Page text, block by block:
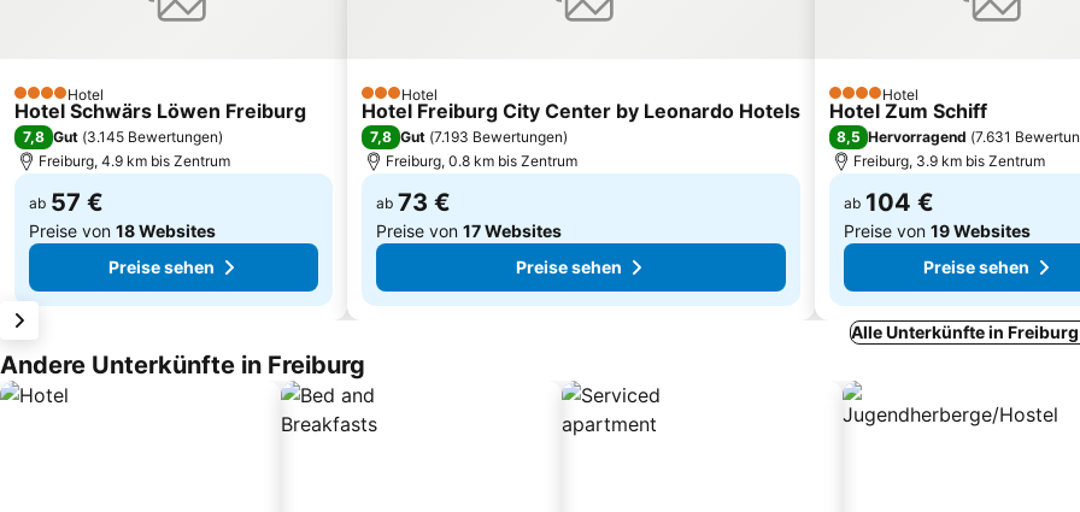
4 SterneHotel
Hotel Schwärs Löwen Freiburg
7,8 Gut (3.145 Bewertungen)
Freiburg, 4.9 km bis Zentrum
ab 57 €
Preise von 18 Websites
Preise sehen
3 Sterne
Hotel
Hotel Freiburg City Center by Leonardo Hotels
7,8 Gut (7.193 Bewertungen)
Freiburg, 0.8 km bis Zentrum
ab 73 €
Preise von 17 Websites
Preise sehen
4 SterneHotel
Hotel Zum Schiff
8,5 Hervorragend (7.631
Freiburg, 3.9 km bis Zentrum
ab 104 €
Preise von 19 Websites
Preise sehen
Alle Unterkünfte in
Andere Unterkünfte in Freiburg